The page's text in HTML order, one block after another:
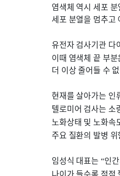
염색체 역시 세포
세포 분열을 멈추고
유전자 검사기관 다
이때 염색체 끝 부
더 이상 줄어들 수
현재를 살아가는 인
텔로미어 검사는 소
노화상태 및 노화속
주요 질환의 발병
임성식 대표는 “인
나이가 들수록 점점